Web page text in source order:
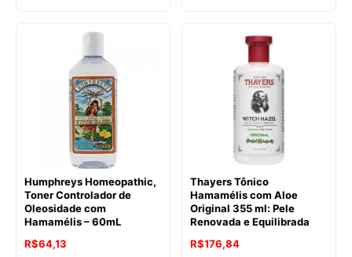
Humphreys Homeopathic,
Toner Controlador de
Oleosidade com
Hamamélis – 60mL
R$64,13
Thayers Tônico
Hamamélis com Aloe
Original 355 ml: Pele
Renovada e Equilibrada
R$176,84